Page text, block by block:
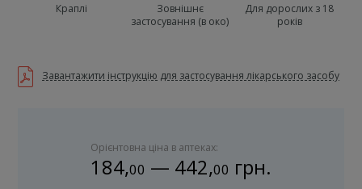
Краплі
Зовнішнє
застосування (в око)
Для дорослих з 18
років
Завантажити інструкцію для застосування лікарського засобу
Орієнтовна ціна в аптеках:
184,00 — 442,00 грн.